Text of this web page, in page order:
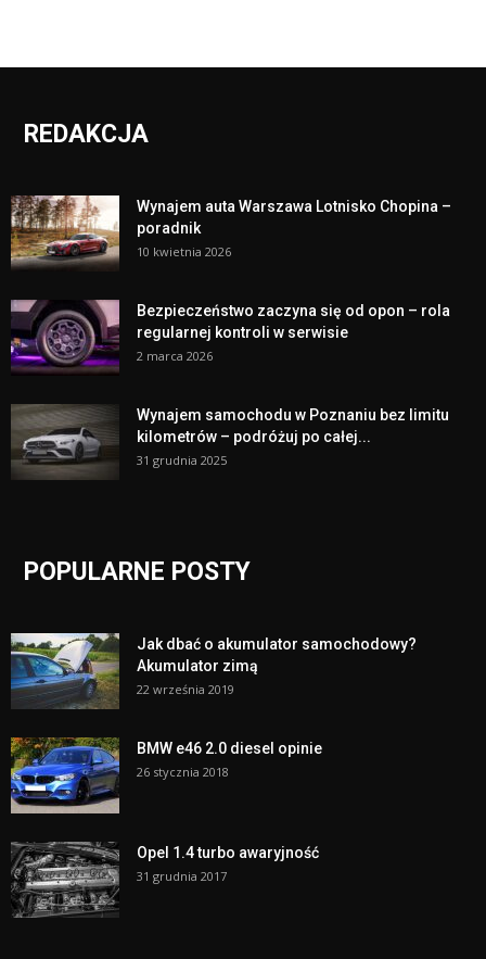
REDAKCJA
Wynajem auta Warszawa Lotnisko Chopina –
poradnik
10 kwietnia 2026
Bezpieczeństwo zaczyna się od opon – rola
regularnej kontroli w serwisie
2 marca 2026
Wynajem samochodu w Poznaniu bez limitu
kilometrów – podróżuj po całej...
31 grudnia 2025
POPULARNE POSTY
Jak dbać o akumulator samochodowy?
Akumulator zimą
22 września 2019
BMW e46 2.0 diesel opinie
26 stycznia 2018
Opel 1.4 turbo awaryjność
31 grudnia 2017